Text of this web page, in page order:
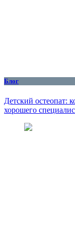
Блог
Детский остеопат:
хорошего